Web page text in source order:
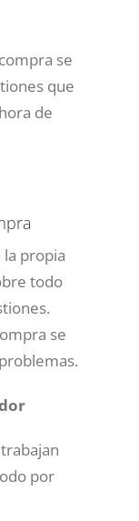
se
que
de
propia
todo
se
por